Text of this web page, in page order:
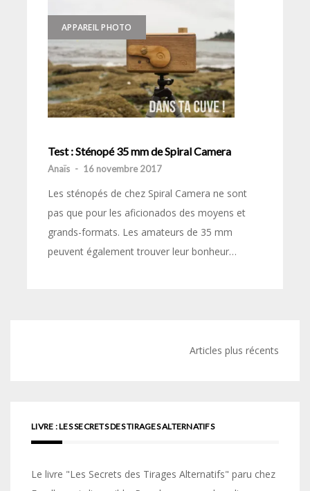
APPAREIL PHOTO
Test : Sténopé 35 mm de Spiral Camera
Anaïs - 16 novembre 2017
Les sténopés de chez Spiral Camera ne sont
pas que pour les aficionados des moyens et
grands-formats. Les amateurs de 35 mm
peuvent également trouver leur bonheur…
Articles plus récents
LIVRE : LES SECRETS DES TIRAGES ALTERNATIFS
Le livre "Les Secrets des Tirages Alternatifs" paru chez